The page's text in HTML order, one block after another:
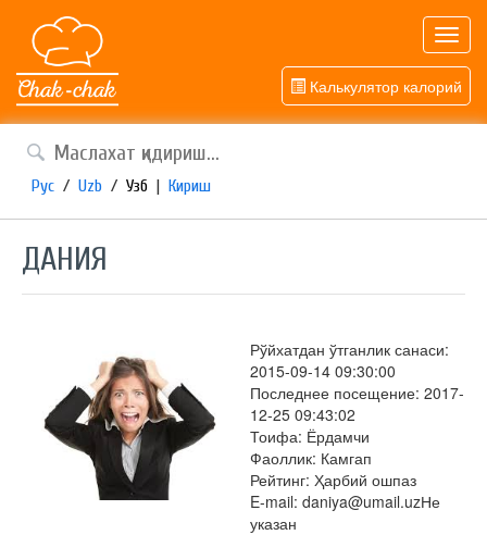
Калькулятор калорий
Рус / Uzb / Узб | Кириш
ДАНИЯ
Рўйхатдан ўтганлик санаси:
2015-09-14 09:30:00
Последнее посещение: 2017-
12-25 09:43:02
Тоифа: Ёрдамчи
Фаоллик: Камгап
Рейтинг: Ҳарбий ошпаз
E-mail: daniya@umail.uzНе
указан